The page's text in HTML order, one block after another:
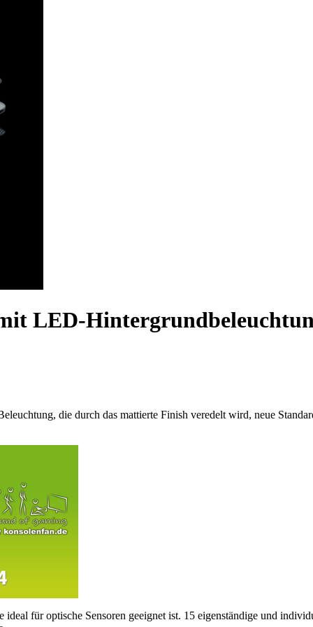
LED-
die durch das mattierte Finish veredelt wird, neue
für optische Sensoren geeignet ist. 15 eigenständige und